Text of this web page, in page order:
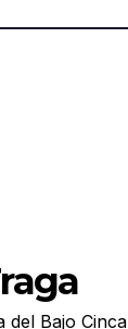
del Bajo Cinca